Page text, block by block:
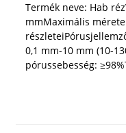
Termék neve: Hab
mmMaximális
0,1 mm-10 mm (10-
pórussebesség: